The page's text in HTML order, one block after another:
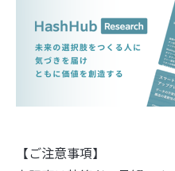
【ご注意事項】